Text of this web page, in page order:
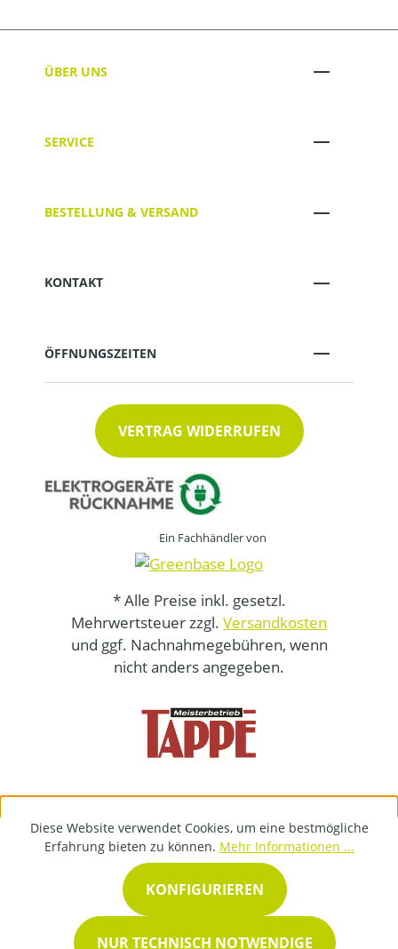
ÜBER UNS
SERVICE
BESTELLUNG & VERSAND
KONTAKT
ÖFFNUNGSZEITEN
VERTRAG WIDERRUFEN
Ein Fachhändler von
* Alle Preise inkl. gesetzl.
Mehrwertsteuer zzgl. Versandkosten
und ggf. Nachnahmegebühren, wenn
nicht anders angegeben.
Diese Website verwendet Cookies, um eine bestmögliche
Erfahrung bieten zu können. Mehr Informationen ...
NUR TECHNISCH NOTWENDIGE
KONFIGURIEREN